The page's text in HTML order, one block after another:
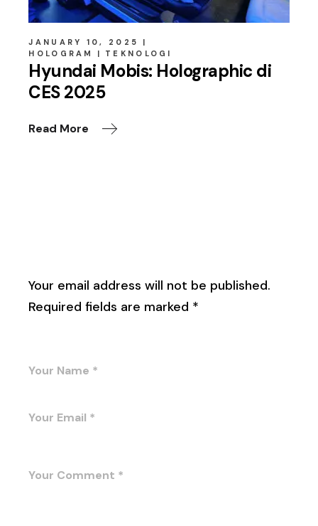
JANUARY 10, 2025
HOLOGRAM
TEKNOLOGI
Hyundai Mobis: Holographic di
CES 2025
Read More
Your email address will not be published.
Required fields are marked *